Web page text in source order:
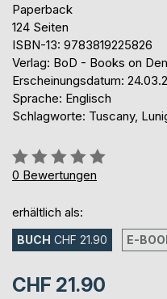
Paperback
124 Seiten
ISBN-13: 9783819225826
Verlag: BoD - Books on
Erscheinungsdatum:
Sprache: Englisch
Schlagworte: Tuscany,
Bewertung::
0%
0 Bewertungen
erhältlich als:
BUCH CHF 21.90 E-
CHF 21.90